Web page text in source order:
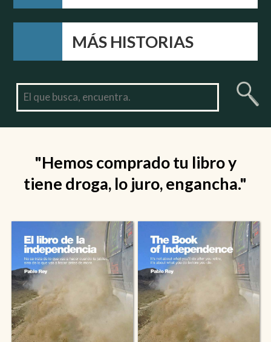
MÁS HISTORIAS
"Hemos comprado tu libro y
tiene droga, lo juro, engancha."